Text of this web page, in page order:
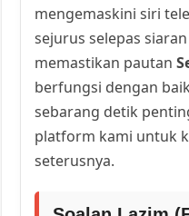
mengemaskini siri
sejurus selepas
memastikan pautan
berfungsi dengan
sebarang detik
platform kami untuk
seterusnya.